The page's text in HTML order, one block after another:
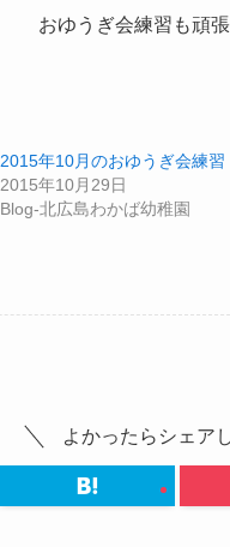
おゆうぎ会練習も頑
2015年10月のおゆうぎ会練習
2015年10月29日
Blog-北広島わかば幼稚園
よかったらシェア